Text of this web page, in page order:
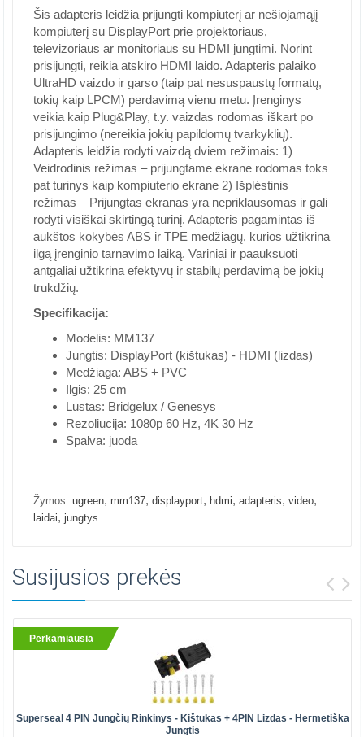
Šis adapteris leidžia prijungti kompiuterį ar nešiojamąjį
kompiuterį su DisplayPort prie projektoriaus,
televizoriaus ar monitoriaus su HDMI jungtimi. Norint
prisijungti, reikia atskiro HDMI laido. Adapteris palaiko
UltraHD vaizdo ir garso (taip pat nesuspaustų formatų,
tokių kaip LPCM) perdavimą vienu metu. Įrenginys
veikia kaip Plug&Play, t.y. vaizdas rodomas iškart po
prisijungimo (nereikia jokių papildomų tvarkyklių).
Adapteris leidžia rodyti vaizdą dviem režimais: 1)
Veidrodinis režimas – prijungtame ekrane rodomas toks
pat turinys kaip kompiuterio ekrane 2) Išplėstinis
režimas – Prijungtas ekranas yra nepriklausomas ir gali
rodyti visiškai skirtingą turinį. Adapteris pagamintas iš
aukštos kokybės ABS ir TPE medžiagų, kurios užtikrina
ilgą įrenginio tarnavimo laiką. Variniai ir paauksuoti
antgaliai užtikrina efektyvų ir stabilų perdavimą be jokių
trukdžių.
Specifikacija:
Modelis: MM137
Jungtis: DisplayPort (kištukas) - HDMI (lizdas)
Medžiaga: ABS + PVC
Ilgis: 25 cm
Lustas: Bridgelux / Genesys
Rezoliucija: 1080p 60 Hz, 4K 30 Hz
Spalva: juoda
Žymos: ugreen, mm137, displayport, hdmi, adapteris, video,
laidai, jungtys
Susijusios prekės
Perkamiausia
Superseal 4 PIN Jungčių Rinkinys - Kištukas + 4PIN Lizdas - Hermetiška
Jungtis